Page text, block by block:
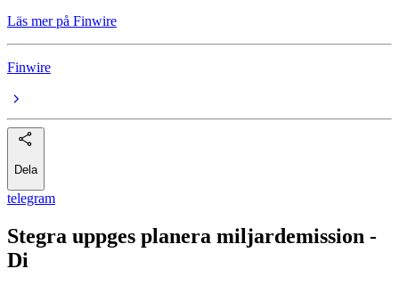
Läs mer på Finwire
Finwire
Dela
telegram
Stegra uppges planera miljardemission -
Di